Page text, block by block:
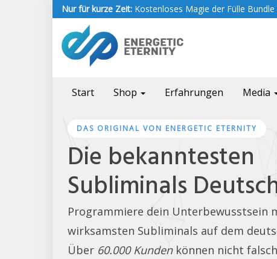
Nur für kurze Zeit: Kostenloses Magie der Fülle
Start Shop Erfahrungen Media
DAS ORIGINAL VON ENERGETIC ETERNITY
Die bekanntesten
Subliminals
Programmiere dein Unterbewusstsein
wirksamsten Subliminals auf dem
Über 60.000 Kundenkönnen nicht